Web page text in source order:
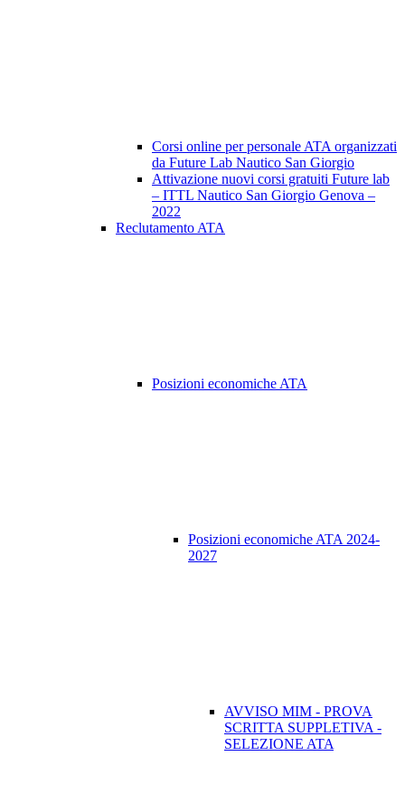
Corsi online per personale ATA organizzati
da Future Lab Nautico San Giorgio
Attivazione nuovi corsi gratuiti Future lab
– ITTL Nautico San Giorgio Genova –
2022
Reclutamento ATA
Posizioni economiche ATA
Posizioni economiche ATA 2024-
2027
AVVISO MIM - PROVA
SCRITTA SUPPLETIVA -
SELEZIONE ATA